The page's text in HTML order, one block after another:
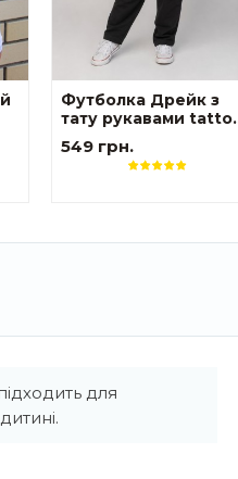
Футболка Дрейк з
тату рукавами
style Тризуб
549 грн.
для